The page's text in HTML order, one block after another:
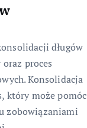
długów
proces
Konsolidacja
który może pomóc
zobowiązaniami